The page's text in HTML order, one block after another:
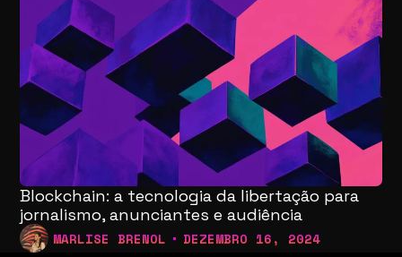
Blockchain: a tecnologia da libertação para
jornalismo, anunciantes e audiência
MARLISE BRENOL DEZEMBRO 16, 2024